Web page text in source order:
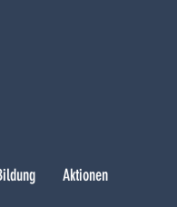
Aktionen